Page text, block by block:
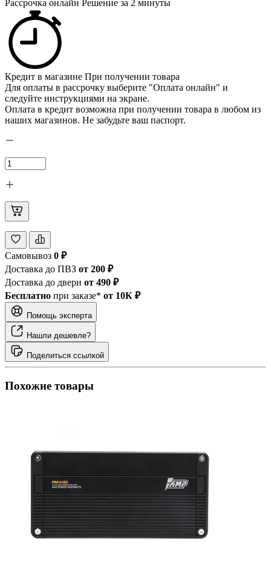
Рассрочка онлайн Решение за 2 минуты
Кредит в магазине При получении товара
Для оплаты в рассрочку выберите "Оплата онлайн" и
следуйте инструкциями на экране.
Оплата в кредит возможна при получении товара в любом из
наших магазинов. Не забудьте ваш паспорт.
Самовывоз 0 ₽
Доставка до ПВЗ от 200 ₽
Доставка до двери от 490 ₽
Бесплатно при заказе* от 10К ₽
Помощь эксперта
Нашли дешевле?
Поделиться ссылкой
Похожие товары